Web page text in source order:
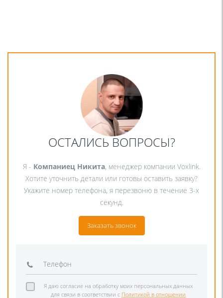
ОСТАЛИСЬ ВОПРОСЫ?
Я - Компаниец Никита, менеджер компании Voxlink.
Хотите уточнить детали или готовы оставить заявку?
Укажите номер телефона, я перезвоню в течение 3-х
секунд.
Заказать звонок
Я даю согласие на обработку моих персональных данных
для связи в соответствии с Политикой в отношении